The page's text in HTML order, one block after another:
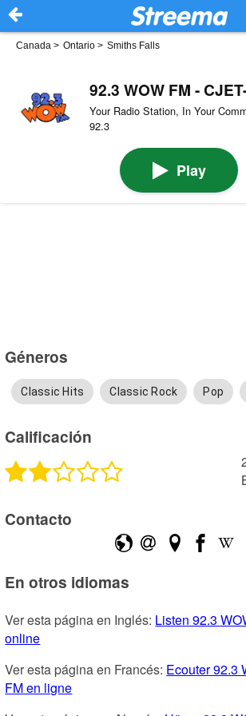
Canada > Ontario > Smiths Falls
92.3 WOW FM -
Your Radio Station, In Your
92.3
Play
Géneros
Classic Hits Classic Rock Pop
Calificación
Contacto
En otros idiomas
Ver esta página en Inglés: Listen 92.3
online
Ver esta página en Francés: Ecouter 92.3
FM en ligne